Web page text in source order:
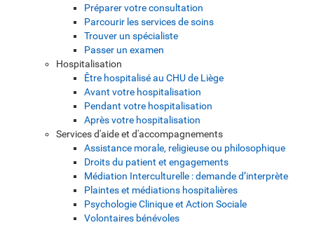
Préparer votre consultation
Parcourir les services de soins
Trouver un spécialiste
Passer un examen
Hospitalisation
Être hospitalisé au CHU de Liège
Avant votre hospitalisation
Pendant votre hospitalisation
Après votre hospitalisation
Services d'aide et d'accompagnements
Assistance morale, religieuse ou philosophique
Droits du patient et engagements
Médiation Interculturelle : demande d’interprète
Plaintes et médiations hospitalières
Psychologie Clinique et Action Sociale
Volontaires bénévoles